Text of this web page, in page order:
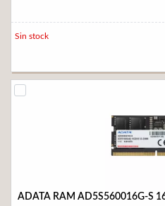
Sin stock
ADATA RAM AD5S560016G-S